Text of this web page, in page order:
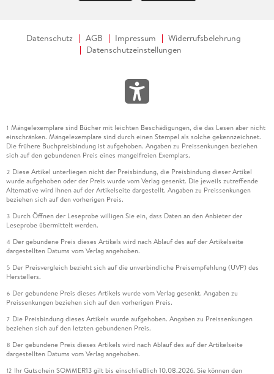
Datenschutz AGB Impressum
Widerrufsbelehrung
Datenschutzeinstellungen
1 Mängelexemplare sind Bücher mit leichten Beschädigungen, die das Lesen aber nicht
einschränken. Mängelexemplare sind durch einen Stempel als solche gekennzeichnet.
Die frühere Buchpreisbindung ist aufgehoben. Angaben zu Preissenkungen beziehen
sich auf den gebundenen Preis eines mangelfreien Exemplars.
2 Diese Artikel unterliegen nicht der Preisbindung, die Preisbindung dieser Artikel
wurde aufgehoben oder der Preis wurde vom Verlag gesenkt. Die jeweils zutreffende
Alternative wird Ihnen auf der Artikelseite dargestellt. Angaben zu Preissenkungen
beziehen sich auf den vorherigen Preis.
3 Durch Öffnen der Leseprobe willigen Sie ein, dass Daten an den Anbieter der
Leseprobe übermittelt werden.
4 Der gebundene Preis dieses Artikels wird nach Ablauf des auf der Artikelseite
dargestellten Datums vom Verlag angehoben.
5 Der Preisvergleich bezieht sich auf die unverbindliche Preisempfehlung (UVP) des
Herstellers.
6 Der gebundene Preis dieses Artikels wurde vom Verlag gesenkt. Angaben zu
Preissenkungen beziehen sich auf den vorherigen Preis.
7 Die Preisbindung dieses Artikels wurde aufgehoben. Angaben zu Preissenkungen
beziehen sich auf den letzten gebundenen Preis.
8 Der gebundene Preis dieses Artikels wird nach Ablauf des auf der Artikelseite
dargestellten Datums vom Verlag angehoben.
12 Ihr Gutschein SOMMER13 gilt bis einschließlich 10.08.2026. Sie können den